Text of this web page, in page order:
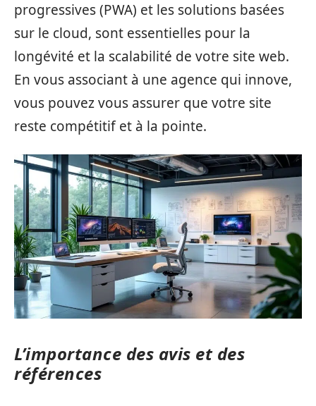
progressives (PWA) et les solutions basées
sur le cloud, sont essentielles pour la
longévité et la scalabilité de votre site web.
En vous associant à une agence qui innove,
vous pouvez vous assurer que votre site
reste compétitif et à la pointe.
L’importance des avis et des
références